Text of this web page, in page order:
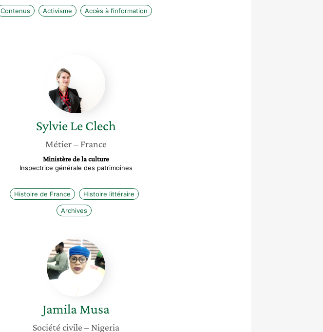
Contenus
Activisme Accès à l’information
SylvieLe Clech
Métier– France
Ministère de la culture
Inspectrice générale des patrimoines
Histoire de France Histoire littéraire
Archives
Jamila
Musa
JamilaMusa
Société civile – Nigeria